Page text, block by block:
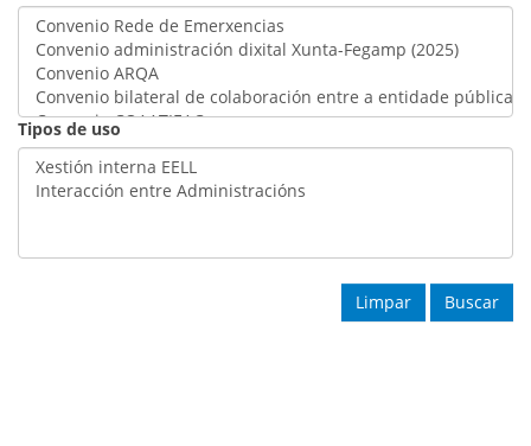
Tipos de uso
Limpar Buscar